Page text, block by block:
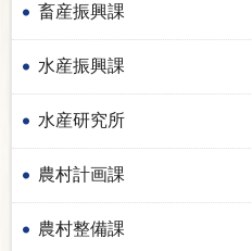
畜産振興課
水産振興課
水産研究所
農村計画課
農村整備課